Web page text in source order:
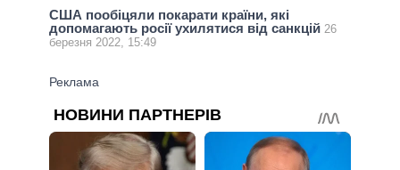
США пообіцяли покарати країни, які
допомагають росії ухилятися від санкцій 26
березня 2022, 15:49